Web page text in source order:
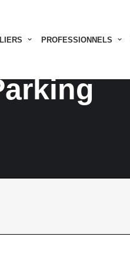
PROFESSIONNELS